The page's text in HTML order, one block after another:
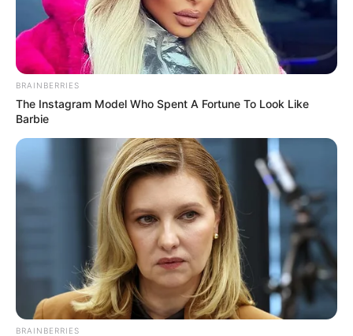
BRAINBERRIES
The Instagram Model Who Spent A Fortune To Look Like
Barbie
BRAINBERRIES